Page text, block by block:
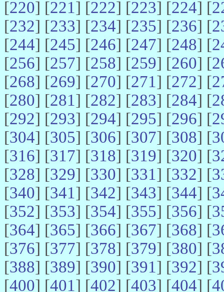
[220] [221] [222] [223] [224] [
[232] [233] [234] [235] [236] [
[244] [245] [246] [247] [248] [
[256] [257] [258] [259] [260] [
[268] [269] [270] [271] [272] [
[280] [281] [282] [283] [284] [
[292] [293] [294] [295] [296] [
[304] [305] [306] [307] [308] [
[316] [317] [318] [319] [320] [
[328] [329] [330] [331] [332] [
[340] [341] [342] [343] [344] [
[352] [353] [354] [355] [356] [
[364] [365] [366] [367] [368] [
[376] [377] [378] [379] [380] [
[388] [389] [390] [391] [392] [
[400] [401] [402] [403] [404] [